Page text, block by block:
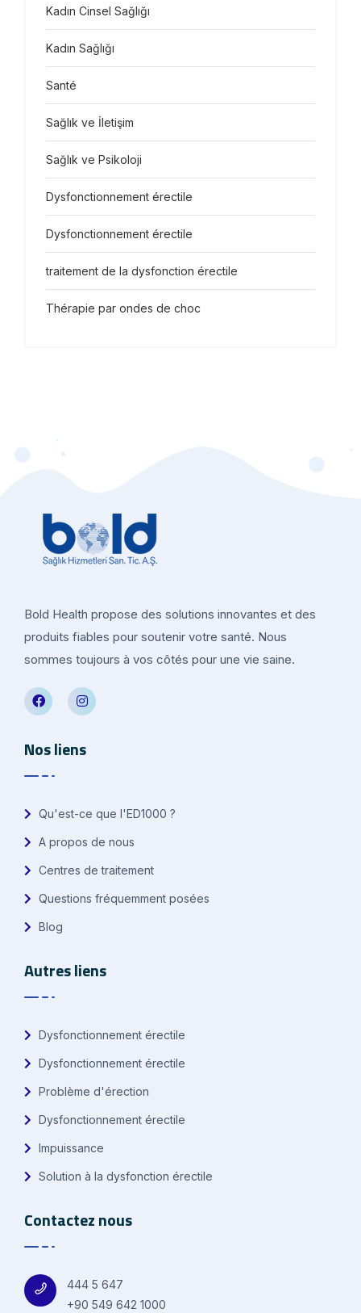
Kadın Cinsel Sağlığı
Kadın Sağlığı
Santé
Sağlık ve İletişim
Sağlık ve Psikoloji
Dysfonctionnement érectile
Dysfonctionnement érectile
traitement de la dysfonction érectile
Thérapie par ondes de choc
Bold Health propose des solutions innovantes et des
produits fiables pour soutenir votre santé. Nous
sommes toujours à vos côtés pour une vie saine.
Nos liens
Qu'est-ce que l'ED1000 ?
A propos de nous
Centres de traitement
Questions fréquemment posées
Blog
Autres liens
Dysfonctionnement érectile
Dysfonctionnement érectile
Problème d'érection
Dysfonctionnement érectile
Impuissance
Solution à la dysfonction érectile
Contactez nous
444 5 647
+90 549 642 1000